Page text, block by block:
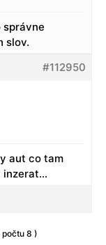
správne
slov.
#112950
aut co tam
inzerat…
8 )